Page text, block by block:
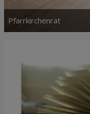
Pfarrkirchenrat